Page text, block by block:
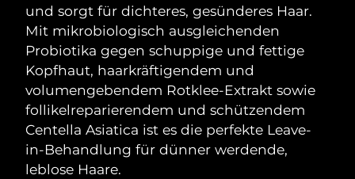
und sorgt für dichteres, gesünderes Haar.
Mit mikrobiologisch ausgleichenden
Probiotika gegen schuppige und fettige
Kopfhaut, haarkräftigendem und
volumengebendem Rotklee-Extrakt sowie
follikelreparierendem und schützendem
Centella Asiatica ist es die perfekte Leave-
in-Behandlung für dünner werdende,
leblose Haare.